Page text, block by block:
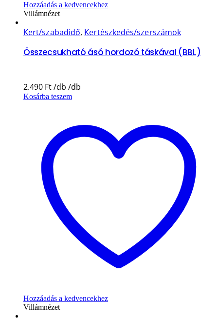
Hozzáadás a kedvencekhez
Villámnézet
Kert/szabadidő, Kertészkedés/szerszámok
Összecsukható ásó hordozó táskával (BBL)
2.490 Ft
Kosárba teszem
Hozzáadás a kedvencekhez
Villámnézet